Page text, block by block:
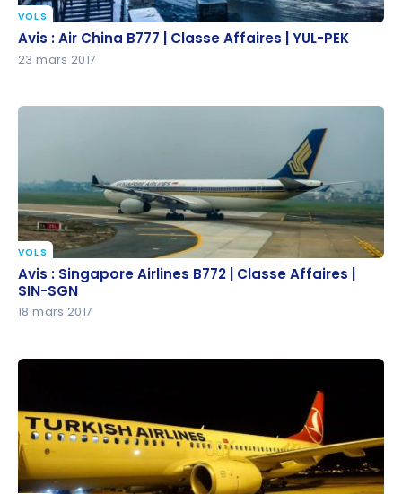
Avis : Air China B777 | Classe Affaires | YUL-PEK
VOLS
Avis : Air China B777 | Classe Affaires | YUL-PEK
23 mars 2017
Avis : Singapore Airlines B772 | Classe Affaires | SIN-
SGN
VOLS
Avis : Singapore Airlines B772 | Classe Affaires |
SIN-SGN
18 mars 2017